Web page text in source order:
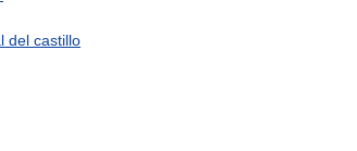
del castillo